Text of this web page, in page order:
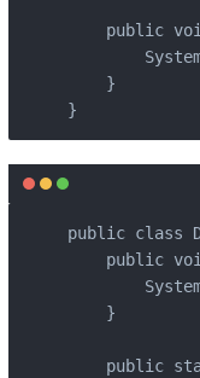
public
    }
}
public class
public
    }
public